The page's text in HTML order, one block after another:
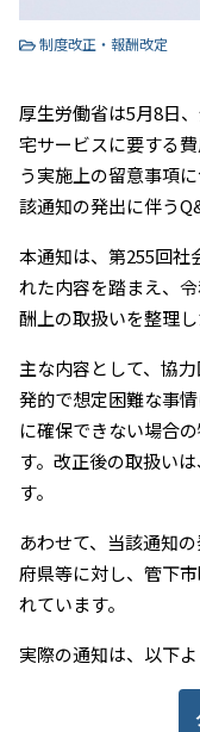
制度改正・報酬改定
厚生労働省は5月8日
宅サービスに要する
う実施上の留意事項
該通知の発出に伴う
本通知は、第255回社
れた内容を踏まえ、
酬上の取扱いを整理し
主な内容として、協
発的で想定困難な事
に確保できない場合
す。改正後の取扱い
す。
あわせて、当該通知
府県等に対し、管下
れています。
実際の通知は、以下よ